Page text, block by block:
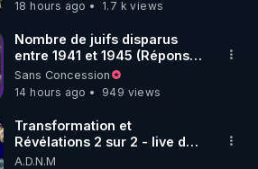
l’application de méditation et
:
https://www.envol.app/code
18 hours ago 1.7 k views
Nombre de juifs disparus
entre 1941 et 1945 (Réponse
à mes accusateurs)
Sans Concession
14 hours ago
949 views
Transformation et
Révélations 2 sur 2 - live du
07/08/26
A.D.N.M